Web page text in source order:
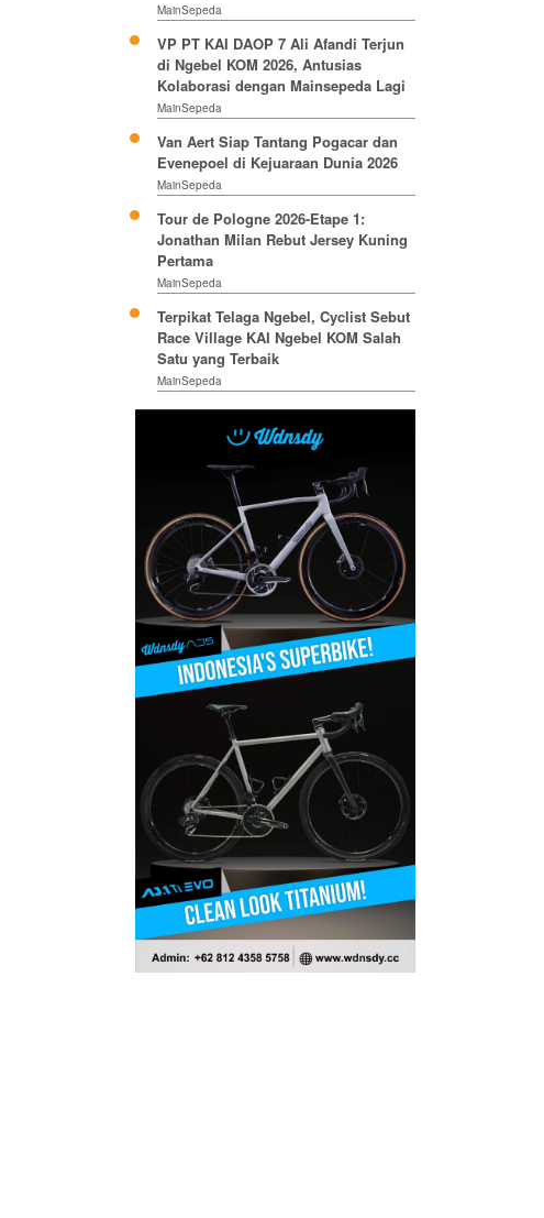
MainSepeda
VP PT KAI DAOP 7 Ali Afandi Terjun
di Ngebel KOM 2026, Antusias
Kolaborasi dengan Mainsepeda Lagi
MainSepeda
Van Aert Siap Tantang Pogacar dan
Evenepoel di Kejuaraan Dunia 2026
MainSepeda
Tour de Pologne 2026-Etape 1:
Jonathan Milan Rebut Jersey Kuning
Pertama
MainSepeda
Terpikat Telaga Ngebel, Cyclist Sebut
Race Village KAI Ngebel KOM Salah
Satu yang Terbaik
MainSepeda